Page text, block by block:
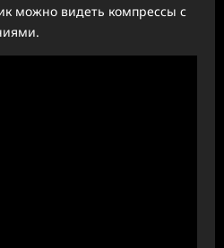
можно видеть компрессы с